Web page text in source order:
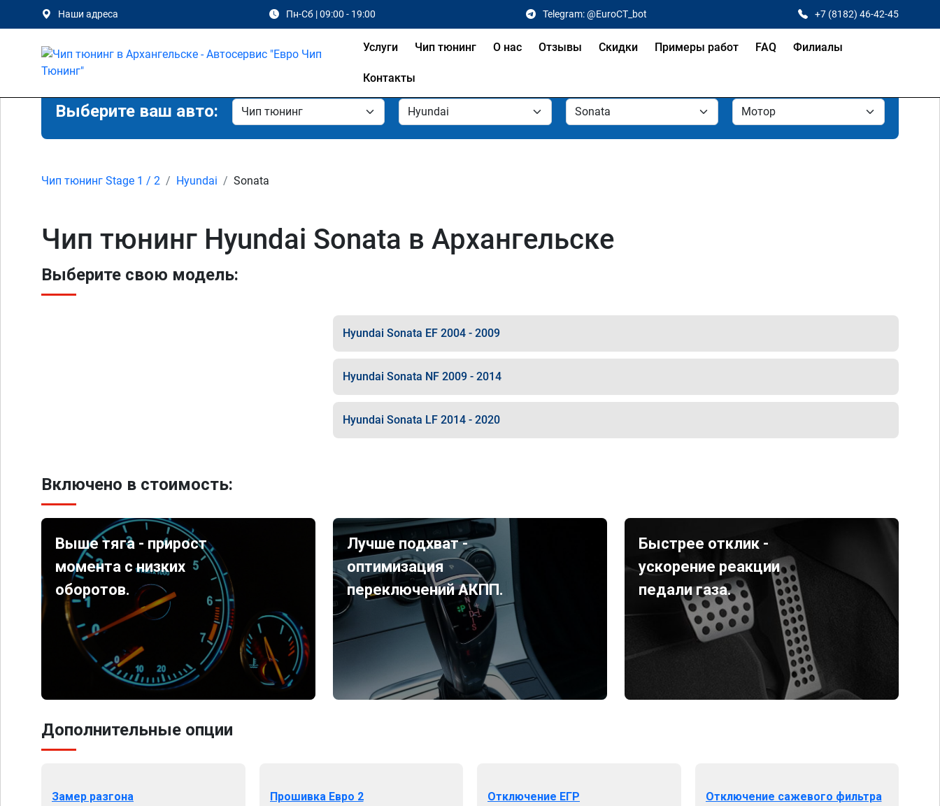
Наши адреса Пн-Сб | 09:00 - 19:00 Telegram: @EuroCT_bot +7 (8182) 46-42-45
Услуги Чип тюнинг О нас Отзывы Скидки Примеры работ FAQ Филиалы
Контакты
Выберите ваш авто:
Чип тюнинг Stage 1 / 2 Hyundai Sonata
Чип тюнинг Hyundai Sonata в Архангельске
Выберите свою модель:
Hyundai Sonata EF 2004 - 2009
Hyundai Sonata NF 2009 - 2014
Hyundai Sonata LF 2014 - 2020
Включено в стоимость:
Выше тяга - прирост
момента с низких
оборотов.
Лучше подхват -
оптимизация
переключений АКПП.
Быстрее отклик -
ускорение реакции
педали газа.
Дополнительные опции
Замер разгона Прошивка Евро 2 Отключение ЕГР Отключение сажевого фильтра